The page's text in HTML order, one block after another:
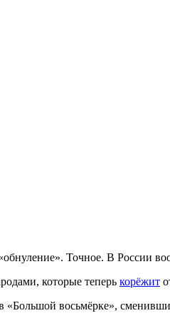
Точное. В России
которые теперь корёжит
восьмёрке»,